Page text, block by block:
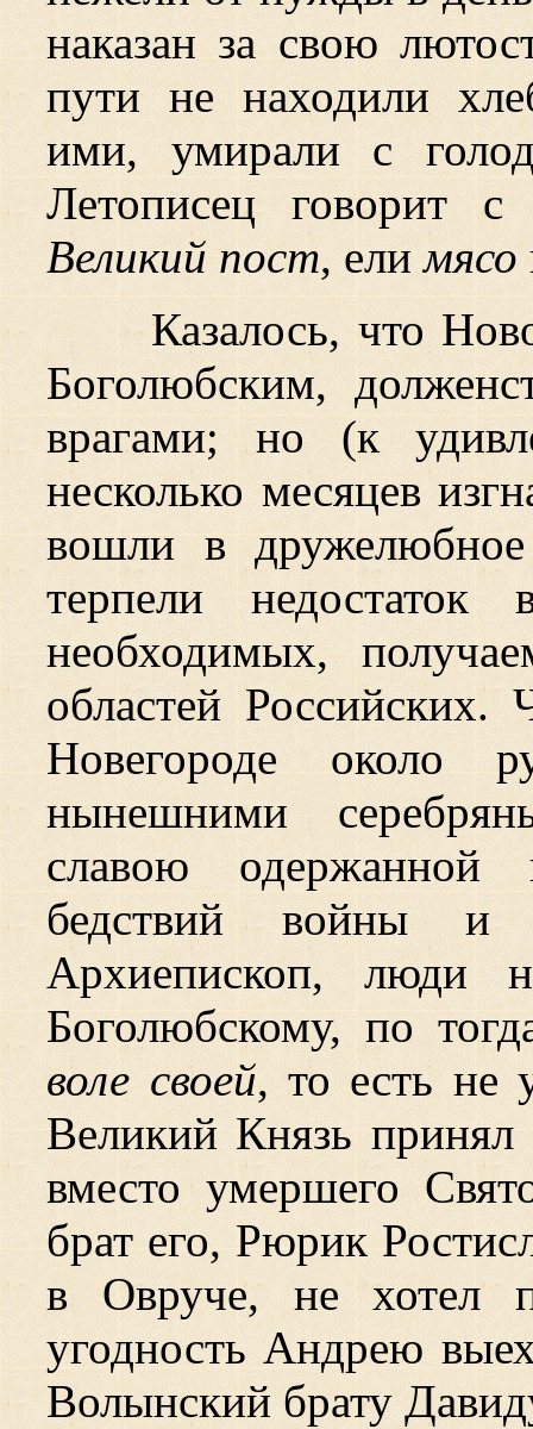
наказан за свою
пути не находили
ими, умирали с
Летописец говорит
Великий пост, елимясо
Казалось, что
Боголюбским,
врагами; но (к
несколько месяцев
вошли в
терпели
необходимых,
областей Российских.
Новегороде около
нынешними
славою
бедствий войны и
Архиепископ, люди
Боголюбскому, по
воле своей, то есть не
Великий Князь
вместо умершего
брат его, Рюрик
в Овруче, не хотел
угодность Андрею
Волынский брату